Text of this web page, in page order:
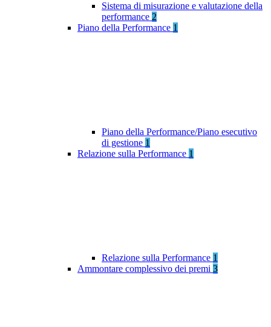
Sistema di misurazione e valutazione della
performance 2
Piano della Performance 1
Piano della Performance/Piano esecutivo
di gestione 1
Relazione sulla Performance 1
Relazione sulla Performance 1
Ammontare complessivo dei premi 3